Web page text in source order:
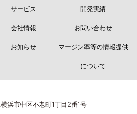
サービス 開発実績
会社情報 お問い合わせ
お知らせ マージン率等の情報提供
について
浜市中区不老町1丁目2番1号